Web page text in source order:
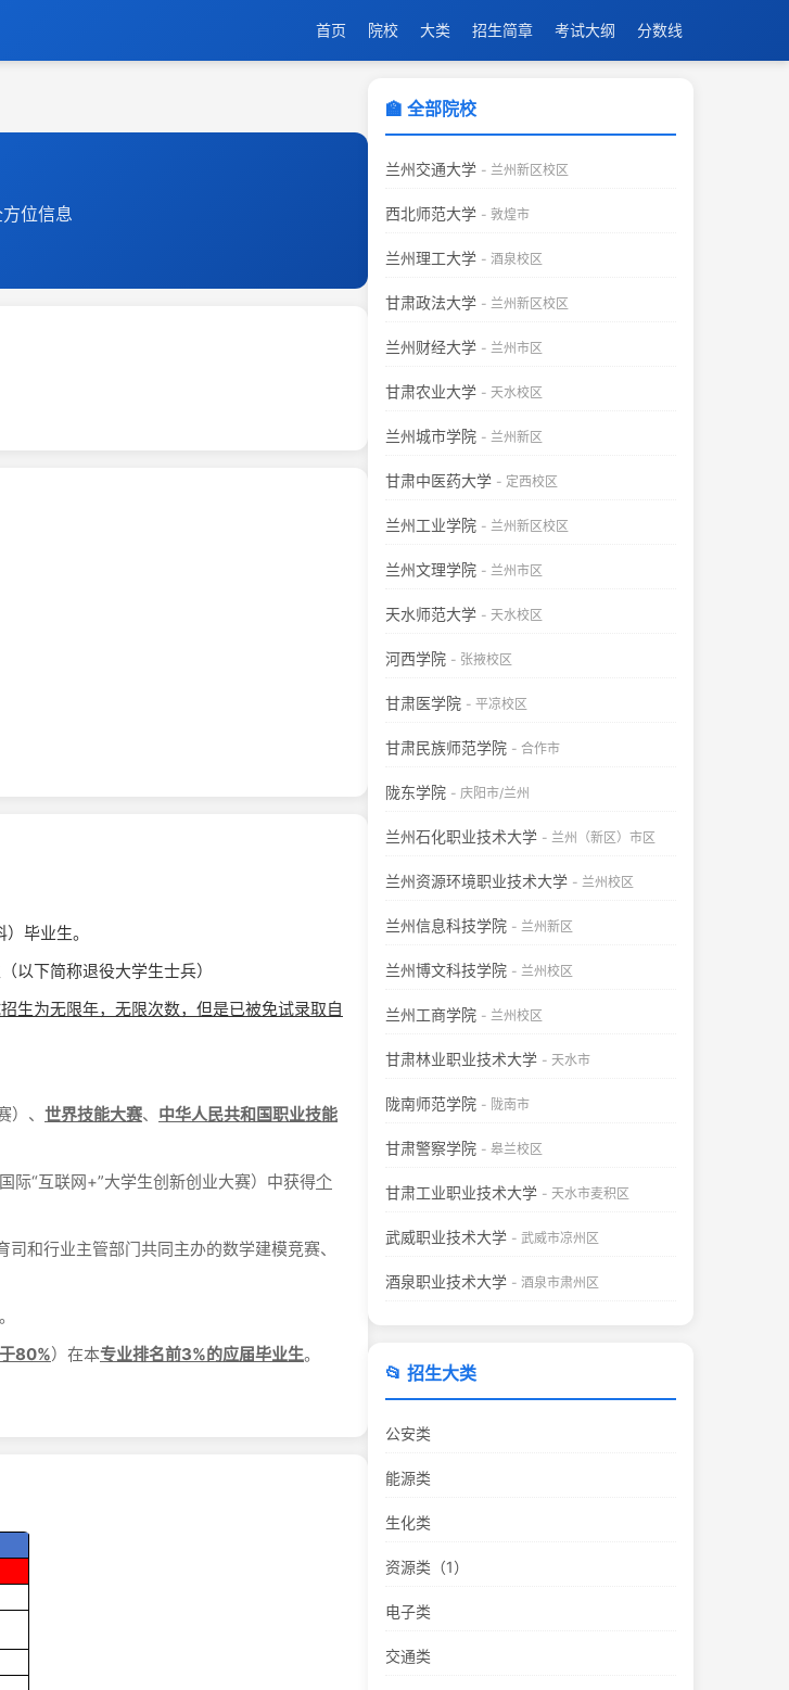
首页 院校 大类 招生简章 考试大纲 分数线
位信息
毕业生。
以下简称退役大学生士兵）
生为无限年，无限次数，但是已被免试录取自
）、 世界技能大赛、 中华人民共和国职业技能
国际“互联网+”大学生创新创业大赛）中获得个
司和行业主管部门共同主办的数学建模竞赛、
。
80%）在本专业排名前3%的应届毕业生。
🏫 全部院校
兰州交通大学 - 兰州新区校区
西北师范大学 - 敦煌市
兰州理工大学 - 酒泉校区
甘肃政法大学 - 兰州新区校区
兰州财经大学 - 兰州市区
甘肃农业大学 - 天水校区
兰州城市学院 - 兰州新区
甘肃中医药大学 - 定西校区
兰州工业学院 - 兰州新区校区
兰州文理学院 - 兰州市区
天水师范大学 - 天水校区
河西学院 - 张掖校区
甘肃医学院 - 平凉校区
甘肃民族师范学院 - 合作市
陇东学院 - 庆阳市/兰州
兰州石化职业技术大学 - 兰州（新区）市区
兰州资源环境职业技术大学 - 兰州校区
兰州信息科技学院 - 兰州新区
兰州博文科技学院 - 兰州校区
兰州工商学院 - 兰州校区
甘肃林业职业技术大学 - 天水市
陇南师范学院 - 陇南市
甘肃警察学院 - 皋兰校区
甘肃工业职业技术大学 - 天水市麦积区
武威职业技术大学 - 武威市凉州区
酒泉职业技术大学 - 酒泉市肃州区
📂 招生大类
公安类
能源类
生化类
资源类（1）
电子类
交通类